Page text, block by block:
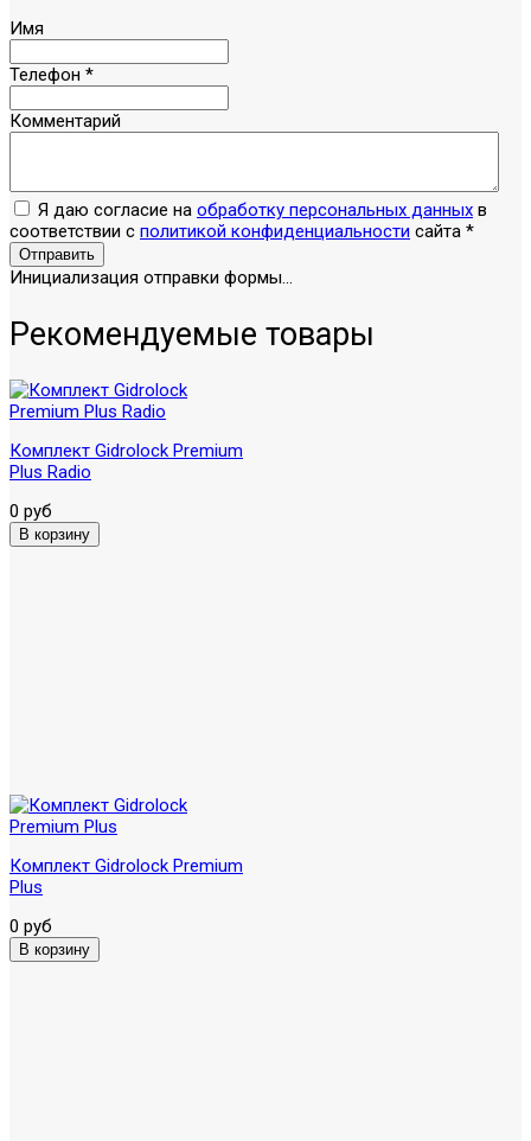
Имя
Телефон *
Комментарий
Я даю согласие на обработку персональных данных в
соответствии с политикой конфиденциальности сайта *
Отправить
Инициализация отправки формы...
Рекомендуемые товары
Комплект Gidrolock Premium
Plus Radio
0 руб
Комплект Gidrolock Premium
Plus
0 руб